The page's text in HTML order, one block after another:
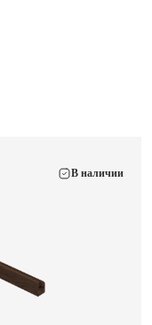
В наличии